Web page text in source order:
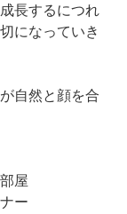
長するにつれ
になっていき
自然と顔を合
屋
ー